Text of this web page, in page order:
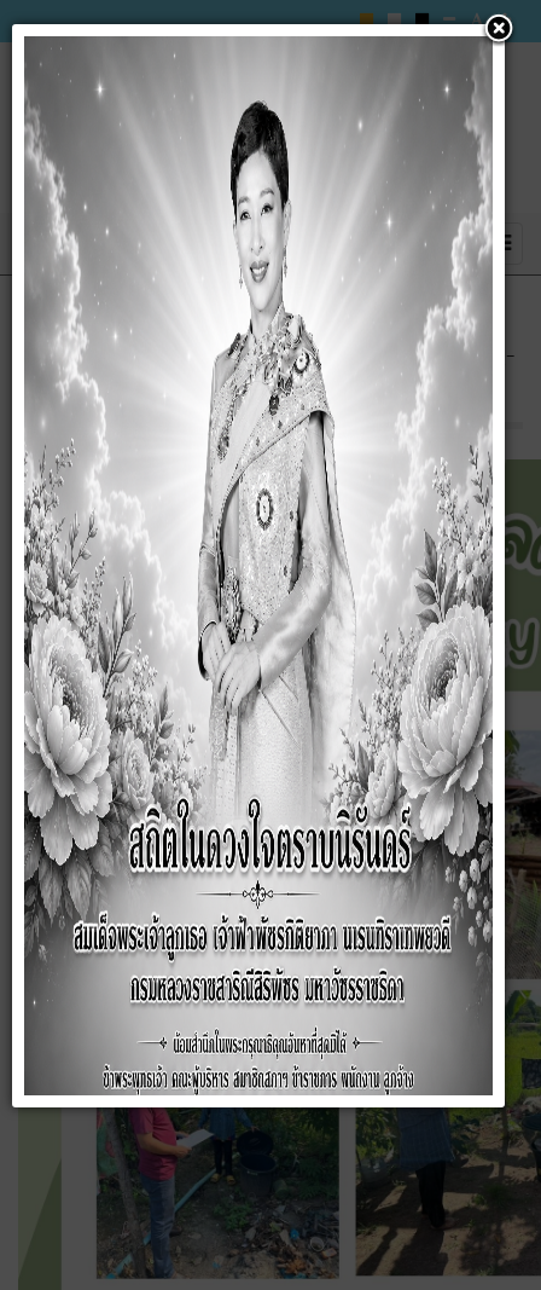
การขับเคลื่อนโครงการถังขยะลดโลกร้อน RE-
X-REY ประจำปีงบประมาณ 2569